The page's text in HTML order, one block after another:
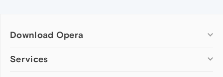
Download Opera
Computer browsers
Services